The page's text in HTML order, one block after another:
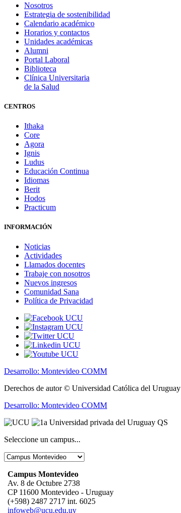
Nosotros
Estrategia de sostenibilidad
Calendario académico
Horarios y contactos
Unidades académicas
Alumni
Portal Laboral
Biblioteca
Clínica Universitaria
de la Salud
CENTROS
Ithaka
Core
Agora
Ignis
Ludus
Educación Continua
Idiomas
Berit
Hodos
Practicum
INFORMACIÓN
Noticias
Actividades
Llamados docentes
Trabaje con nosotros
Nuevos ingresos
Comunidad Sana
Política de Privacidad
Desarrollo: Montevideo COMM
Derechos de autor © Universidad Católica del Uruguay
Desarrollo: Montevideo COMM
Seleccione un campus...
Campus Montevideo
Av. 8 de Octubre 2738
CP 11600 Montevideo - Uruguay
(+598) 2487 2717 int. 6025
infoweb@ucu.edu.uy